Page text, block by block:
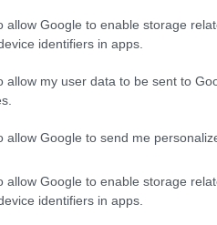
allow Google to enable storage
identifiers in apps.
allow my user data to be sent to
allow Google to send me
allow Google to enable storage
identifiers in apps.
volumi
esempio, Expedia
risolvendo oltre la metà
soddisfazione superiore
MakeMyTrip mostrano
contact center: Priceline